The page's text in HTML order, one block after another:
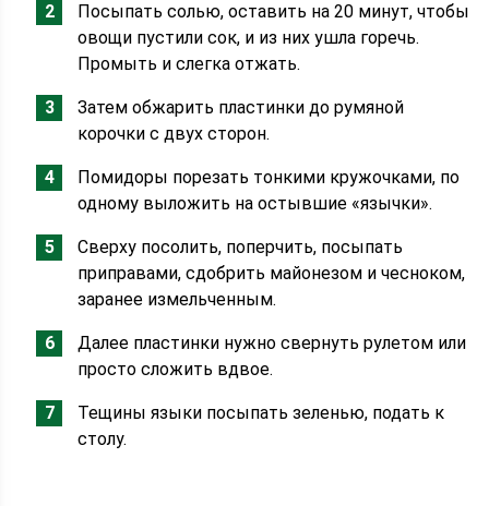
Посыпать солью, оставить на 20 минут, чтобы
овощи пустили сок, и из них ушла горечь.
Промыть и слегка отжать.
Затем обжарить пластинки до румяной
корочки с двух сторон.
Помидоры порезать тонкими кружочками, по
одному выложить на остывшие «язычки».
Сверху посолить, поперчить, посыпать
приправами, сдобрить майонезом и чесноком,
заранее измельченным.
Далее пластинки нужно свернуть рулетом или
просто сложить вдвое.
Тещины языки посыпать зеленью, подать к
столу.